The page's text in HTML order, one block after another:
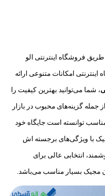
طریق فروشگاه اینترنتی الو
امکانات متنوعی ارائه
، شما می‌توانید بهترین کیفیت را
جمله گزینه‌های محبوب در بازار
توانسته است جایگاه خود
مجیک با ویژگی‌های برجسته اش
انتخابی عالی برای
مجیک بسیار مناسب می‌باشد.